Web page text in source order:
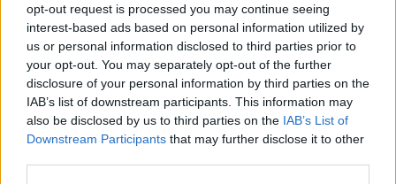
opt-out request is processed you may continue seeing
interest-based ads based on personal information utilized by
us or personal information disclosed to third parties prior to
your opt-out. You may separately opt-out of the further
disclosure of your personal information by third parties on the
IAB’s list of downstream participants. This information may
also be disclosed by us to third parties on the IAB’s List of
Downstream Participants that may further disclose it to other
Несколько общих правил темы:
1. Данная тема открыта на постоянной основе, что
позволит вам заранее выставить свою просьбу,
предложение или обещание об обмене, дарении или
поиске предмета до начала акции, чтобы не забыть
об этом.